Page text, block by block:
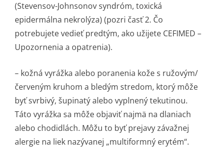
(Stevensov-Johnsonov syndróm, toxická
epidermálna nekrolýza) (pozri časť 2. Čo
potrebujete vedieť predtým, ako užijete CEFIMED –
Upozornenia a opatrenia).
– kožná vyrážka alebo poranenia kože s ružovým/
červeným kruhom a bledým stredom, ktorý môže
byť svrbivý, šupinatý alebo vyplnený tekutinou.
Táto vyrážka sa môže objaviť najmä na dlaniach
alebo chodidlách. Môžu to byť prejavy závažnej
alergie na liek nazývanej „multiformný erytém“.